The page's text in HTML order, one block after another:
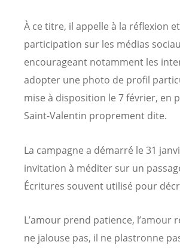
À ce titre, il appelle à la réflexion
participation sur les médias
encourageant notamment les
adopter une photo de profil
mise à disposition le 7 février, en
Saint-Valentin proprement dite.
La campagne a démarré le 31
invitation à méditer sur un
Écritures souvent utilisé pour
L’amour prend patience, l’amour
ne jalouse pas, il ne plastronne